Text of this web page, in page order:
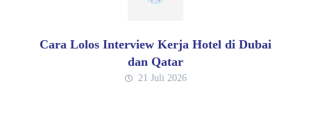
Cara Lolos Interview Kerja Hotel di Dubai
dan Qatar
21 Juli 2026